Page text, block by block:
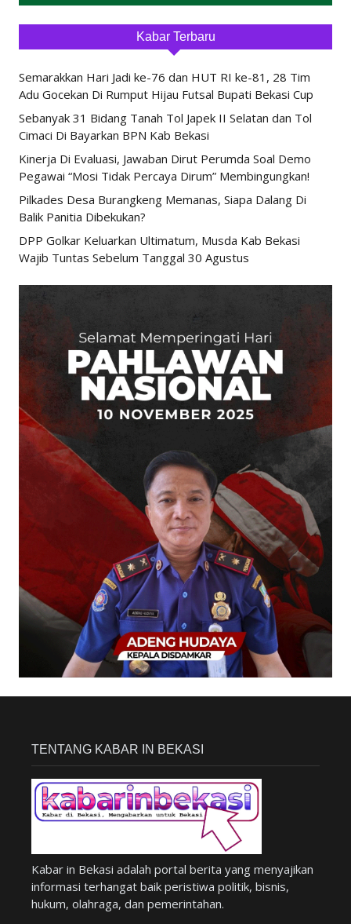
Kabar Terbaru
Semarakkan Hari Jadi ke-76 dan HUT RI ke-81, 28 Tim
Adu Gocekan Di Rumput Hijau Futsal Bupati Bekasi Cup
Sebanyak 31 Bidang Tanah Tol Japek II Selatan dan Tol
Cimaci Di Bayarkan BPN Kab Bekasi
Kinerja Di Evaluasi, Jawaban Dirut Perumda Soal Demo
Pegawai “Mosi Tidak Percaya Dirum” Membingungkan!
Pilkades Desa Burangkeng Memanas, Siapa Dalang Di
Balik Panitia Dibekukan?
DPP Golkar Keluarkan Ultimatum, Musda Kab Bekasi
Wajib Tuntas Sebelum Tanggal 30 Agustus
TENTANG KABAR IN BEKASI
Kabar in Bekasi adalah portal berita yang menyajikan
informasi terhangat baik peristiwa politik, bisnis,
hukum, olahraga, dan pemerintahan.